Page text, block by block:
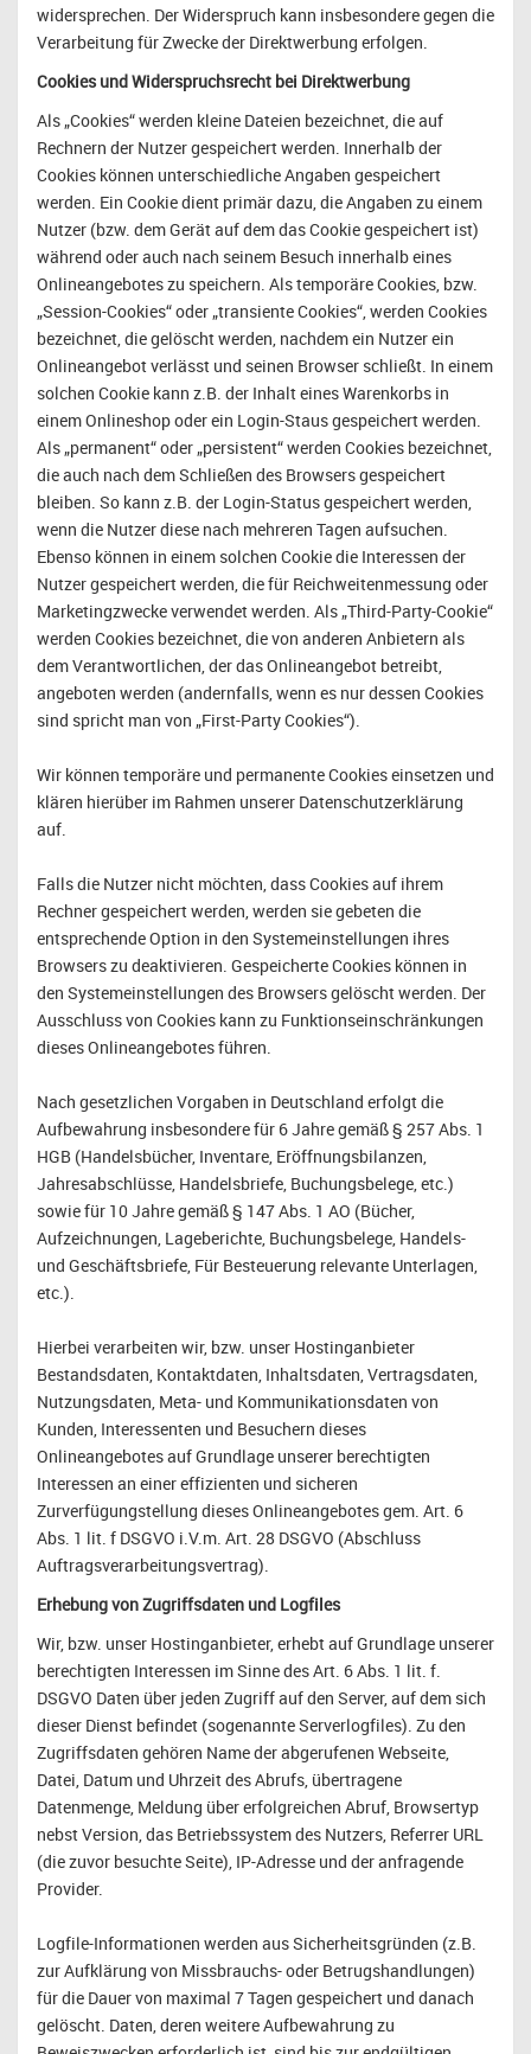
widersprechen. Der Widerspruch kann insbesondere gegen die
Verarbeitung für Zwecke der Direktwerbung erfolgen.
Cookies und Widerspruchsrecht bei Direktwerbung
Als „Cookies“ werden kleine Dateien bezeichnet, die auf
Rechnern der Nutzer gespeichert werden. Innerhalb der
Cookies können unterschiedliche Angaben gespeichert
werden. Ein Cookie dient primär dazu, die Angaben zu einem
Nutzer (bzw. dem Gerät auf dem das Cookie gespeichert ist)
während oder auch nach seinem Besuch innerhalb eines
Onlineangebotes zu speichern. Als temporäre Cookies, bzw.
„Session-Cookies“ oder „transiente Cookies“, werden Cookies
bezeichnet, die gelöscht werden, nachdem ein Nutzer ein
Onlineangebot verlässt und seinen Browser schließt. In einem
solchen Cookie kann z.B. der Inhalt eines Warenkorbs in
einem Onlineshop oder ein Login-Staus gespeichert werden.
Als „permanent“ oder „persistent“ werden Cookies bezeichnet,
die auch nach dem Schließen des Browsers gespeichert
bleiben. So kann z.B. der Login-Status gespeichert werden,
wenn die Nutzer diese nach mehreren Tagen aufsuchen.
Ebenso können in einem solchen Cookie die Interessen der
Nutzer gespeichert werden, die für Reichweitenmessung oder
Marketingzwecke verwendet werden. Als „Third-Party-Cookie“
werden Cookies bezeichnet, die von anderen Anbietern als
dem Verantwortlichen, der das Onlineangebot betreibt,
angeboten werden (andernfalls, wenn es nur dessen Cookies
sind spricht man von „First-Party Cookies“).
Wir können temporäre und permanente Cookies einsetzen und
klären hierüber im Rahmen unserer Datenschutzerklärung
auf.
Falls die Nutzer nicht möchten, dass Cookies auf ihrem
Rechner gespeichert werden, werden sie gebeten die
entsprechende Option in den Systemeinstellungen ihres
Browsers zu deaktivieren. Gespeicherte Cookies können in
den Systemeinstellungen des Browsers gelöscht werden. Der
Ausschluss von Cookies kann zu Funktionseinschränkungen
dieses Onlineangebotes führen.
Nach gesetzlichen Vorgaben in Deutschland erfolgt die
Aufbewahrung insbesondere für 6 Jahre gemäß § 257 Abs. 1
HGB (Handelsbücher, Inventare, Eröffnungsbilanzen,
Jahresabschlüsse, Handelsbriefe, Buchungsbelege, etc.)
sowie für 10 Jahre gemäß § 147 Abs. 1 AO (Bücher,
Aufzeichnungen, Lageberichte, Buchungsbelege, Handels-
und Geschäftsbriefe, Für Besteuerung relevante Unterlagen,
etc.).
Hierbei verarbeiten wir, bzw. unser Hostinganbieter
Bestandsdaten, Kontaktdaten, Inhaltsdaten, Vertragsdaten,
Nutzungsdaten, Meta- und Kommunikationsdaten von
Kunden, Interessenten und Besuchern dieses
Onlineangebotes auf Grundlage unserer berechtigten
Interessen an einer effizienten und sicheren
Zurverfügungstellung dieses Onlineangebotes gem. Art. 6
Abs. 1 lit. f DSGVO i.V.m. Art. 28 DSGVO (Abschluss
Auftragsverarbeitungsvertrag).
Erhebung von Zugriffsdaten und Logfiles
Wir, bzw. unser Hostinganbieter, erhebt auf Grundlage unserer
berechtigten Interessen im Sinne des Art. 6 Abs. 1 lit. f.
DSGVO Daten über jeden Zugriff auf den Server, auf dem sich
dieser Dienst befindet (sogenannte Serverlogfiles). Zu den
Zugriffsdaten gehören Name der abgerufenen Webseite,
Datei, Datum und Uhrzeit des Abrufs, übertragene
Datenmenge, Meldung über erfolgreichen Abruf, Browsertyp
nebst Version, das Betriebssystem des Nutzers, Referrer URL
(die zuvor besuchte Seite), IP-Adresse und der anfragende
Provider.
Logfile-Informationen werden aus Sicherheitsgründen (z.B.
zur Aufklärung von Missbrauchs- oder Betrugshandlungen)
für die Dauer von maximal 7 Tagen gespeichert und danach
gelöscht. Daten, deren weitere Aufbewahrung zu